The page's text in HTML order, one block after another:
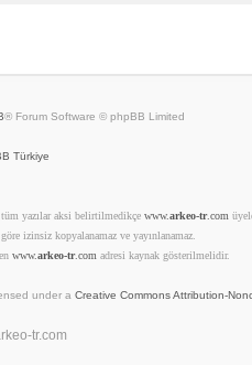
® Forum Software © phpBB Limited
Türkiye
yazılar aksi belirtilmedikçe www.arkeo-tr.com
izinsiz kopyalanamaz ve yayınlanamaz.
www.arkeo-tr.com adresi kaynak gösterilmelidir.
under a Creative Commons Attribution-
tr.com